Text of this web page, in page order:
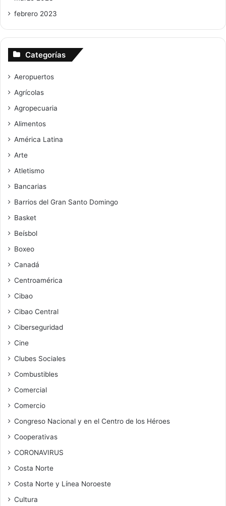
febrero 2023
Categorías
Aeropuertos
Agrícolas
Agropecuaria
Alimentos
América Latina
Arte
Atletismo
Bancarias
Barrios del Gran Santo Domingo
Basket
Beísbol
Boxeo
Canadá
Centroamérica
Cibao
Cibao Central
Ciberseguridad
Cine
Clubes Sociales
Combustibles
Comercial
Comercio
Congreso Nacional y en el Centro de los Héroes
Cooperativas
CORONAVIRUS
Costa Norte
Costa Norte y Línea Noroeste
Cultura